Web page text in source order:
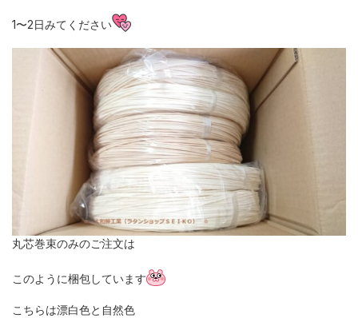
1〜2日みてください
丸芯巻束のみのご注文は
このように梱包しています
こちらは漂白色と自然色